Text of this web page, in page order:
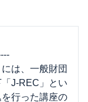
は、一般財団
J-REC」とい
行った講座の